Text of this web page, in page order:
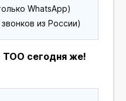
WhatsApp)
из России)
ТОО сегодня же!